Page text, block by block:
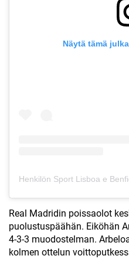
Näytä tämä
Real Madridin poissaolot
puolustuspäähän. Eiköhän
4-3-3 muodostelman.
kolmen ottelun